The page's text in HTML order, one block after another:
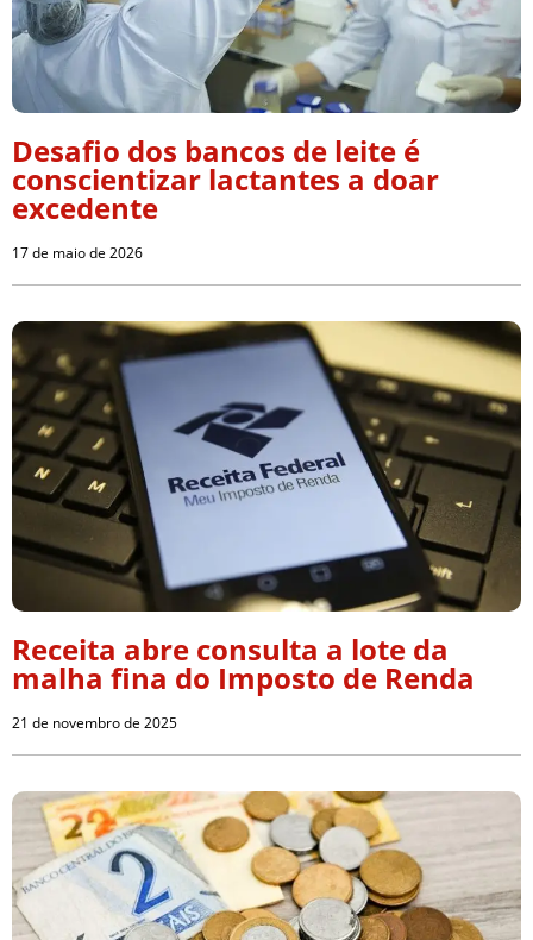
Desafio dos bancos de leite é
conscientizar lactantes a doar
excedente
17 de maio de 2026
Receita abre consulta a lote da
malha fina do Imposto de Renda
21 de novembro de 2025